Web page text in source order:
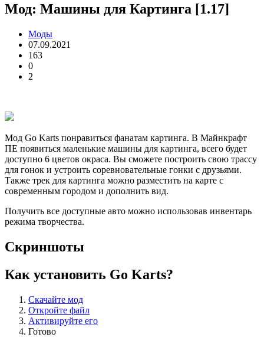
Мод: Машины для Картинга [1.17]
Моды
07.09.2021
163
0
2
Мод Go Karts понравиться фанатам картинга. В Майнкрафт
ПЕ появиться маленькие машины для картинга, всего будет
доступно 6 цветов окраса. Вы сможете построить свою трассу
для гонок и устроить соревновательные гонки с друзьями.
Также трек для картинга можно разместить на карте с
современным городом и дополнить вид.
Получить все доступные авто можно использовав инвентарь
режима творчества.
Скриншоты
Как установить Go Karts?
Скачайте мод
Откройте файл
Активируйте его
Готово